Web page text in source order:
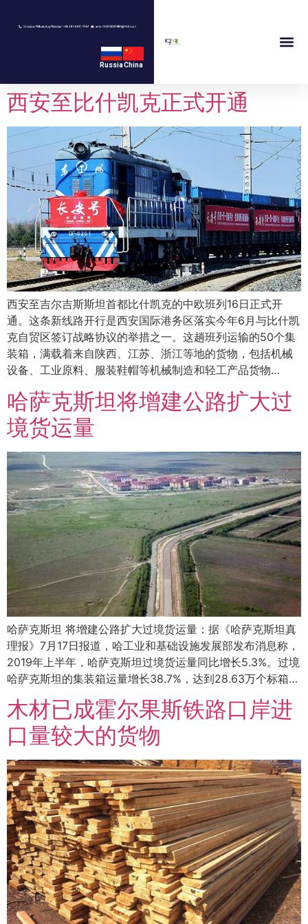
China
Russia
西安至比什凯克正式开通
西安至吉尔吉斯斯坦首都比什凯克的中欧班列16日正式开
通。这条新线路开行是西安国际港务区落实今年6月与比什凯
克自贸区签订战略协议的举措之一。这趟班列运输的50个集
装箱，满载着来自陕西、江苏、浙江等地的货物，包括机械
设备、工业原料、服装鞋帽等机械制造和轻工产品货物…
哈萨克斯坦将增建公路扩大过
境货运量
哈萨克斯坦 将增建公路扩大过境货运量：据《哈萨克斯坦真
理报》7月17日报道，哈工业和基础设施发展部发布消息称，
2019年上半年，哈萨克斯坦过境货运量同比增长5.3%。过境
哈萨克斯坦的集装箱运量增长38.7%，达到28.63万个标箱…
木材已成霍尔果斯铁路口岸进
口量较大的货物